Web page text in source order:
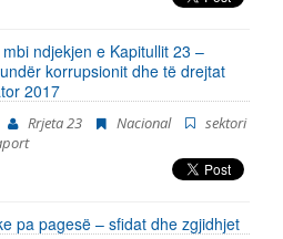
ndjekjen e Kapitullit 23 –
korrupsionit dhe të drejtat
2017
Rrjeta 23 Nacional
sektori
pa pagesë – sfidat dhe zgjidhjet